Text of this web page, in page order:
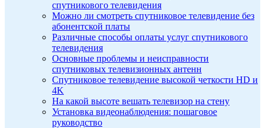
спутникового телевидения
Можно ли смотреть спутниковое телевидение без
абонентской платы
Различные способы оплаты услуг спутникового
телевидения
Основные проблемы и неисправности
спутниковых телевизионных антенн
Спутниковое телевидение высокой четкости HD и
4K
На какой высоте вешать телевизор на стену
Установка видеонаблюдения: пошаговое
руководство